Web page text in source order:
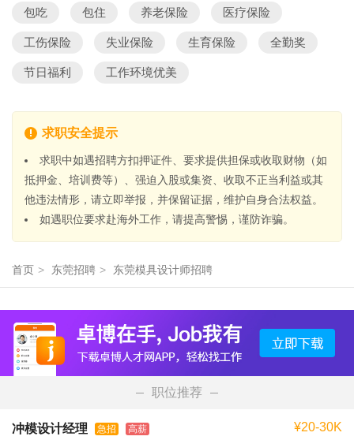
包吃 包住 养老保险 医疗保险
工伤保险 失业保险 生育保险 全勤奖
节日福利 工作环境优美
求职安全提示
求职中如遇招聘方扣押证件、要求提供担保或收取财物（如
抵押金、培训费等）、强迫入股或集资、收取不正当利益或其
他违法情形，请立即举报，并保留证据，维护自身合法权益。
如遇职位要求赴海外工作，请提高警惕，谨防诈骗。
首页 > 东莞招聘 > 东莞模具设计师招聘
职位推荐
冲模设计经理 急招 高薪 ¥20-30K